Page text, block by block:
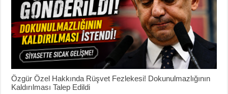
Özgür Özel Hakkında Rüşvet Fezlekesi! Dokunulmazlığının
Kaldırılması Talep Edildi